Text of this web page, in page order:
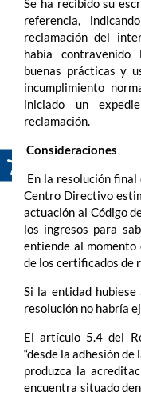
Se ha recibido su
referencia,
reclamación del
había contravenido
buenas prácticas y
incumplimiento
iniciado un
reclamación.
Consideraciones
En la resolución
Centro Directivo
actuación al Código
los ingresos para
entiende al
de los certificados de
Si la entidad
resolución no habría
El artículo 5.4 del
“desde la adhesión
produzca la
encuentra situado